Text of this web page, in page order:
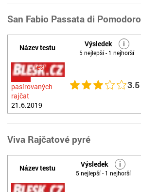
San Fabio Passata di Pomodoro
Název testu Výsledek i
5 nejlepší - 1 nejhorší
Test
pasírovaných
rajčat
21.6.2019
3.5
Viva Rajčatové pyré
Název testu Výsledek i
5 nejlepší - 1 nejhorší